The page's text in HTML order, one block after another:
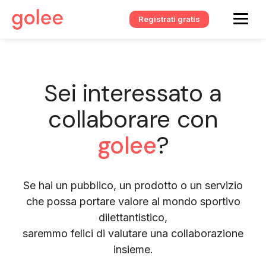
Registrati gratis
Sei interessato a
collaborare con
golee?
Se hai un pubblico, un prodotto o un servizio
che possa portare valore al mondo sportivo
dilettantistico,
saremmo felici di valutare una collaborazione
insieme.